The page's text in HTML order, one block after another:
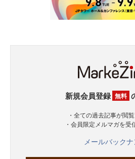
新規会員登録 無料
・全ての過去記事が閲
・会員限定メルマガを受
メールバック